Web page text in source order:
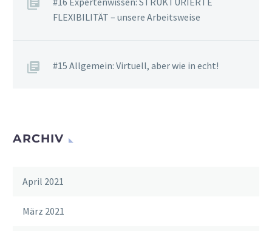
FLEXIBILITÄT – unsere Arbeitsweise
#15 Allgemein: Virtuell, aber wie in echt!
ARCHIV
April 2021
März 2021